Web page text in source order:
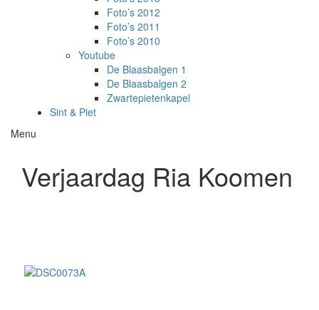
Foto’s 2012
Foto’s 2011
Foto’s 2010
Youtube
De Blaasbalgen 1
De Blaasbalgen 2
Zwartepietenkapel
Sint & Piet
Menu
Verjaardag Ria Koomen